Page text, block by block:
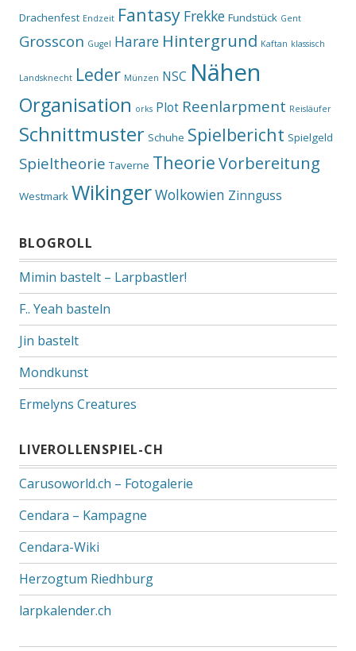
Drachenfest Endzeit Fantasy Frekke Fundstück Gent
Grosscon Gugel Harare Hintergrund Kaftan klassisch
Landsknecht Leder Münzen NSC Nähen
Organisation orks Plot Reenlarpment Reisläufer
Schnittmuster Schuhe Spielbericht Spielgeld
Spieltheorie Taverne TheorieVorbereitung
Westmark WikingerWolkowien Zinnguss
BLOGROLL
Mimin bastelt – Larpbastler!
F.. Yeah basteln
Jin bastelt
Mondkunst
Ermelyns Creatures
LIVEROLLENSPIEL-CH
Carusoworld.ch – Fotogalerie
Cendara – Kampagne
Cendara-Wiki
Herzogtum Riedhburg
larpkalender.ch